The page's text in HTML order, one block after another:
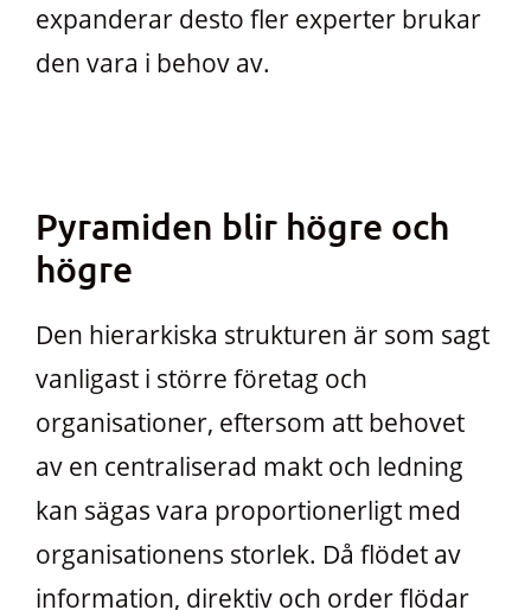
expanderar desto fler experter brukar
den vara i behov av.
Pyramiden blir högre och
högre
Den hierarkiska strukturen är som sagt
vanligast i större företag och
organisationer, eftersom att behovet
av en centraliserad makt och ledning
kan sägas vara proportionerligt med
organisationens storlek. Då flödet av
information, direktiv och order flödar